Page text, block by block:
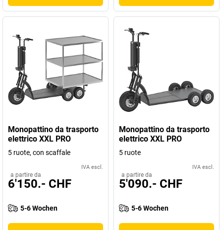
Monopattino da trasporto
elettrico XXL PRO
5 ruote, con scaffale
IVA escl.
a partire da
6'150.- CHF
5-6 Wochen
Monopattino da trasporto
elettrico XXL PRO
5 ruote
IVA escl.
a partire da
5'090.- CHF
5-6 Wochen